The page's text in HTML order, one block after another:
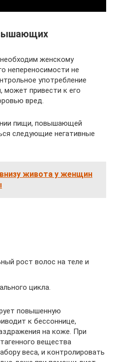
женскому
непереносимости не
употребление
привести к его
вред.
пищи, повышающей
следующие негативные
живота у женщин
рост волос на теле и
цикла.
повышенную
к бессоннице,
на коже. При
вещества
веса, и контролировать